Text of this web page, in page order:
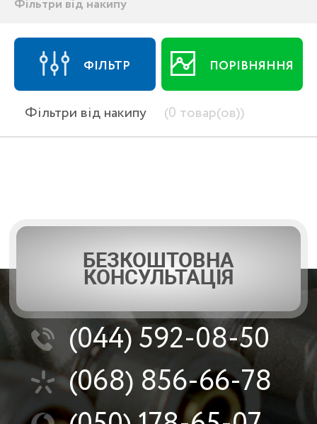
Фільтри від накипу
ФІЛЬТР ПОРІВНЯННЯ
Фільтри від накипу (0 товар(ов))
БЕЗКОШТОВНА
КОНСУЛЬТАЦІЯ
(044)592-08-50
(068) 856-66-78